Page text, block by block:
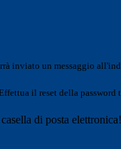
inviato un messaggio
il reset della password
di posta elettronica!